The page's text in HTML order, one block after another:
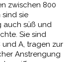
zwischen 800
sind sie
auch süß und
Sie sind
und A, tragen zur
Anstrengung